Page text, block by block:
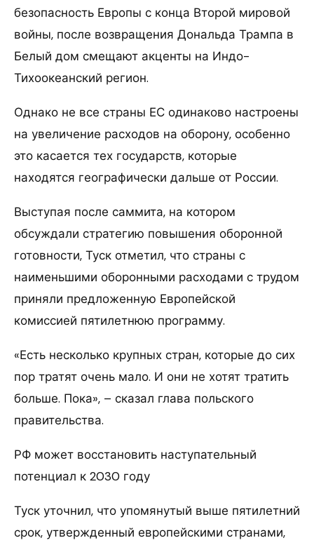
безопасность Европы с конца Второй мировой
войны, после возвращения Дональда Трампа в
Белый дом смещают акценты на Индо-
Тихоокеанский регион.
Однако не все страны ЕС одинаково настроены
на увеличение расходов на оборону, особенно
это касается тех государств, которые
находятся географически дальше от России.
Выступая после саммита, на котором
обсуждали стратегию повышения оборонной
готовности, Туск отметил, что страны с
наименьшими оборонными расходами с трудом
приняли предложенную Европейской
комиссией пятилетнюю программу.
«Есть несколько крупных стран, которые до сих
пор тратят очень мало. И они не хотят тратить
больше. Пока», – сказал глава польского
правительства.
РФ может восстановить наступательный
потенциал к 2030 году
Туск уточнил, что упомянутый выше пятилетний
срок, утвержденный европейскими странами,